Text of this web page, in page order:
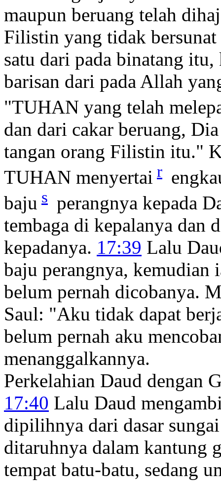
maupun beruang telah
Filistin yang tidak bersunat
satu dari pada binatang
barisan dari pada Allah
"TUHAN yang telah
dan dari cakar beruang,
tangan orang Filistin itu."
TUHAN menyertai r
baju s perangnya kepada
tembaga di kepalanya dan
kepadanya. 17:39 Lalu
baju perangnya, kemudian
belum pernah dicobanya.
Saul: "Aku tidak dapat
belum pernah aku
menanggalkannya.
Perkelahian Daud dengan
17:40 Lalu Daud
dipilihnya dari dasar
ditaruhnya dalam kantung
tempat batu-batu, sedang